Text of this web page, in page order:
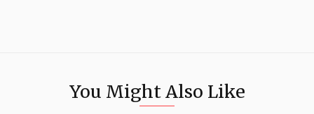
You Might Also Like